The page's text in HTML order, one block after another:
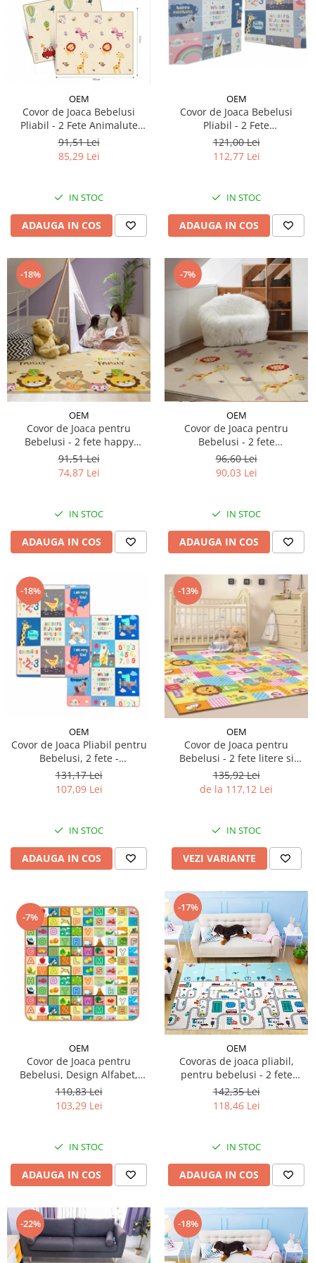
Micul explorator
Nisip kinetic
Pictura, modelaj si accesorii
Tarc joaca copii
Tarc joaca bebe
Tarc joaca cu bile
Corturi copii
OEM
Covor de Joaca Bebelusi
Pliabil - 2 Fete Animalute
150/180/0.5cm
91,51 Lei
85,29 Lei
IN STOC
ADAUGA IN COS
OEM
Covor de Joaca Bebelusi
Pliabil - 2 Fete
Curcubeu/Litere 150/200/1 cm
121,00 Lei
112,77 Lei
IN STOC
ADAUGA IN COS
-18%
OEM
Covor de Joaca pentru
Bebelusi - 2 fete happy
family/zapada, 150/180/0.5cm
91,51 Lei
74,87 Lei
IN STOC
ADAUGA IN COS
-7%
OEM
Covor de Joaca pentru
Bebelusi - 2 fete
animalute/trafic,
100/180/0.5cm
96,60 Lei
90,03 Lei
IN STOC
ADAUGA IN COS
-18%
OEM
Covor de Joaca Pliabil pentru
Bebelusi, 2 fete -
elefant/numere, 150/200/1cm
131,17 Lei
107,09 Lei
IN STOC
ADAUGA IN COS
-13%
OEM
Covor de Joaca pentru
Bebelusi - 2 fete litere si
cifre/maimutici
135,92 Lei
de la 117,12 Lei
IN STOC
VEZI VARIANTE
-7%
OEM
Covor de Joaca pentru
Bebelusi, Design Alfabet,
180/200/1cm
110,83 Lei
103,29 Lei
IN STOC
ADAUGA IN COS
-17%
OEM
Covoras de joaca pliabil,
pentru bebelusi - 2 fete
traseu/padure, 180/200/0.8cm
142,35 Lei
118,46 Lei
IN STOC
ADAUGA IN COS
-22% -18%